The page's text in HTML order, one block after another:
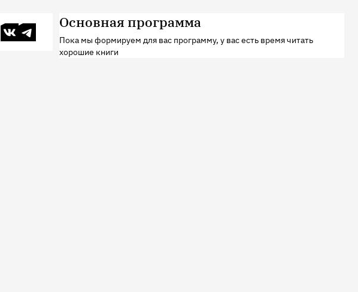
Основная программа
Пока мы формируем для вас программу, у вас есть время читать
хорошие книги
В контактеТелеграм